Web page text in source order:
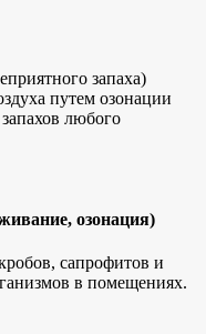
запаха)
путем озонации
любого
озонация)
сапрофитов и
в помещениях.